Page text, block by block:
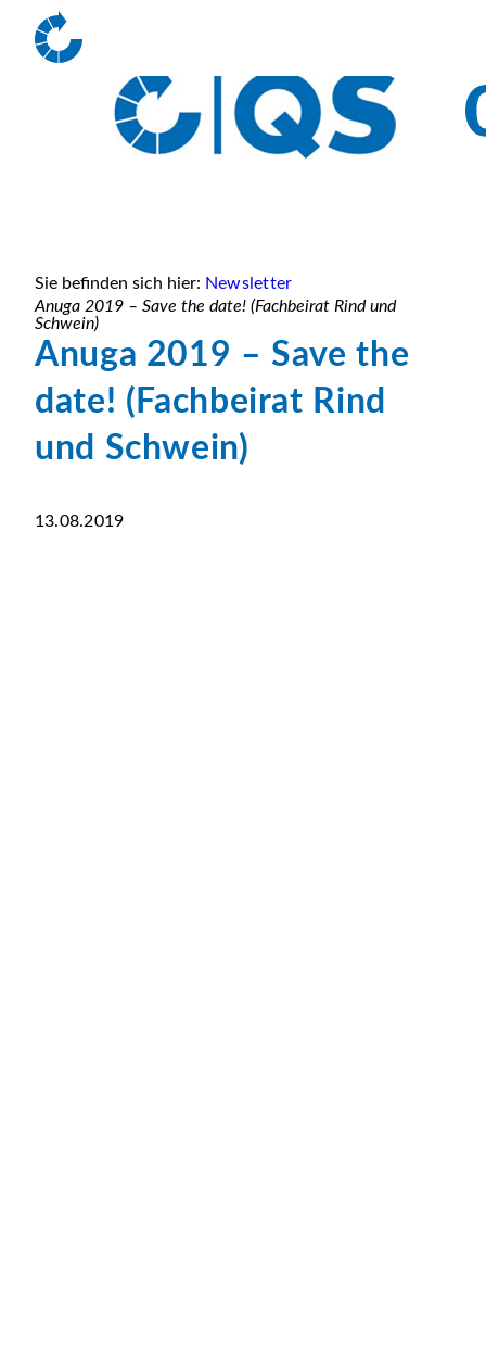
Sie befinden sich hier: Newsletter
Anuga 2019 – Save the date! (Fachbeirat Rind und
Schwein)
Anuga 2019 – Save the
date! (Fachbeirat Rind
und Schwein)
13.08.2019